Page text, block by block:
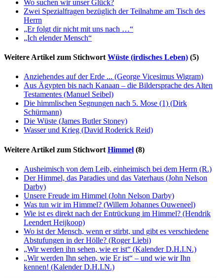
Wo suchen wir unser Glück?
Zwei Spezialfragen bezüglich der Teilnahme am Tisch des
Herrn
„Er folgt dir nicht mit uns nach …“
„Ich elender Mensch“
Weitere Artikel zum Stichwort Wüste (irdisches Leben) (5)
Anziehendes auf der Erde ... (George Vicesimus Wigram)
Aus Ägypten bis nach Kanaan – die Bildersprache des Alten
Testamentes (Manuel Seibel)
Die himmlischen Segnungen nach 5. Mose (1) (Dirk
Schürmann)
Die Wüste (James Butler Stoney)
Wasser und Krieg (David Roderick Reid)
Weitere Artikel zum Stichwort Himmel (8)
Ausheimisch von dem Leib, einheimisch bei dem Herrn (R.)
Der Himmel, das Paradies und das Vaterhaus (John Nelson
Darby)
Unsere Freude im Himmel (John Nelson Darby)
Was tun wir im Himmel? (Willem Johannes Ouweneel)
Wie ist es direkt nach der Entrückung im Himmel? (Hendrik
Leendert Heijkoop)
Wo ist der Mensch, wenn er stirbt, und gibt es verschiedene
Abstufungen in der Hölle? (Roger Liebi)
„Wir werden ihn sehen, wie er ist“ (Kalender D.H.I.N.)
„Wir werden Ihn sehen, wie Er ist“ – und wie wir Ihn
kennen! (Kalender D.H.I.N.)